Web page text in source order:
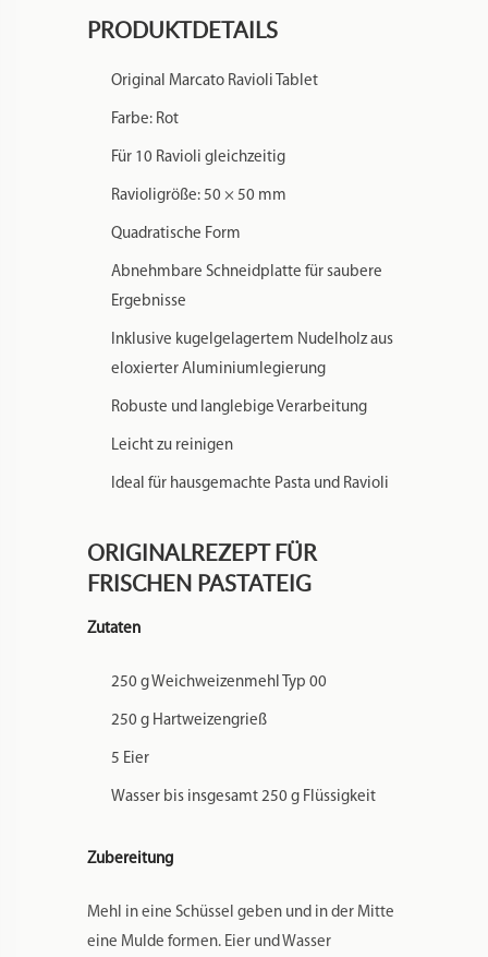
PRODUKTDETAILS
Original Marcato Ravioli Tablet
Farbe: Rot
Für 10 Ravioli gleichzeitig
Ravioligröße: 50 × 50 mm
Quadratische Form
Abnehmbare Schneidplatte für saubere
Ergebnisse
Inklusive kugelgelagertem Nudelholz aus
eloxierter Aluminiumlegierung
Robuste und langlebige Verarbeitung
Leicht zu reinigen
Ideal für hausgemachte Pasta und Ravioli
ORIGINALREZEPT FÜR
FRISCHEN PASTATEIG
Zutaten
250 g Weichweizenmehl Typ 00
250 g Hartweizengrieß
5 Eier
Wasser bis insgesamt 250 g Flüssigkeit
Zubereitung
Mehl in eine Schüssel geben und in der Mitte
eine Mulde formen. Eier und Wasser